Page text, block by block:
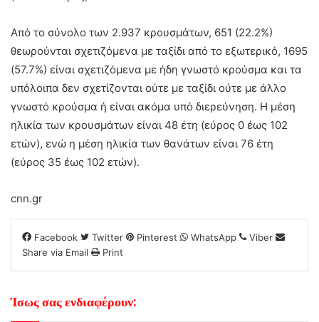
Από το σύνολο των 2.937 κρουσμάτων, 651 (22.2%)
θεωρούνται σχετιζόμενα με ταξίδι από το εξωτερικό, 1695
(57.7%) είναι σχετιζόμενα με ήδη γνωστό κρούσμα και τα
υπόλοιπα δεν σχετίζονται ούτε με ταξίδι ούτε με άλλο
γνωστό κρούσμα ή είναι ακόμα υπό διερεύνηση. Η μέση
ηλικία των κρουσμάτων είναι 48 έτη (εύρος 0 έως 102
ετών), ενώ η μέση ηλικία των θανάτων είναι 76 έτη
(εύρος 35 έως 102 ετών).
cnn.gr
Facebook Twitter Pinterest WhatsApp
Viber
Share via Email
Print
Ίσως σας ενδιαφέρουν: